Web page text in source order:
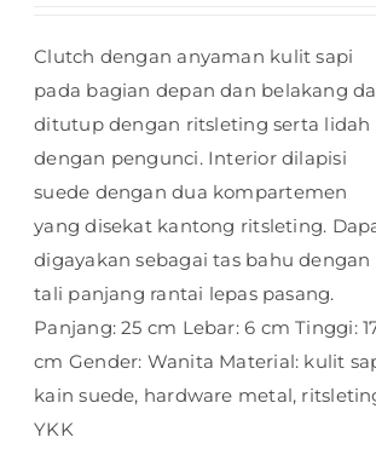
Clutch dengan anyaman kulit sapi
pada bagian depan dan belakang
ditutup dengan ritsleting serta lidah
dengan pengunci. Interior dilapisi
suede dengan dua kompartemen
yang disekat kantong ritsleting.
digayakan sebagai tas bahu dengan
tali panjang rantai lepas pasang.
Panjang: 25 cm Lebar: 6 cm Tinggi:
cm Gender: Wanita Material: kulit
kain suede, hardware metal,
YKK